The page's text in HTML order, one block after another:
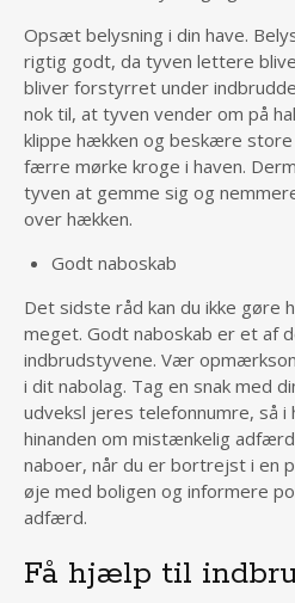
Opsæt belysning i din have.
rigtig godt, da tyven lettere
bliver forstyrret under
nok til, at tyven vender om på
klippe hækken og beskære
færre mørke kroge i haven.
tyven at gemme sig og
over hækken.
Godt naboskab
Det sidste råd kan du ikke gøre
meget. Godt naboskab er et af
indbrudstyvene. Vær
i dit nabolag. Tag en snak med
udveksl jeres telefonnumre, så i
hinanden om mistænkelig
naboer, når du er bortrejst i en
øje med boligen og informere
adfærd.
Få hjælp til